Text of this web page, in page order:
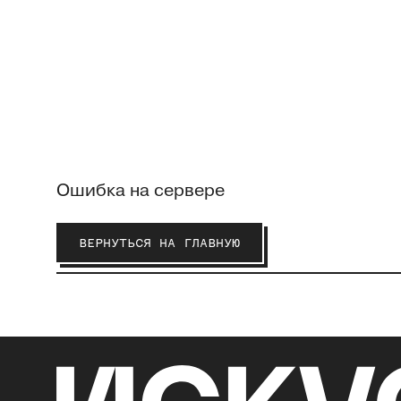
Ошибка на сервере
ВЕРНУТЬСЯ НА ГЛАВНУЮ